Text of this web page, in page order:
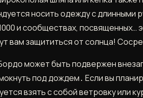
носить одежду с длинными
и сообществах,
вам защититься от солнца!
может быть подвержен
под дождем․ Если вы
взять с собой ветровку или